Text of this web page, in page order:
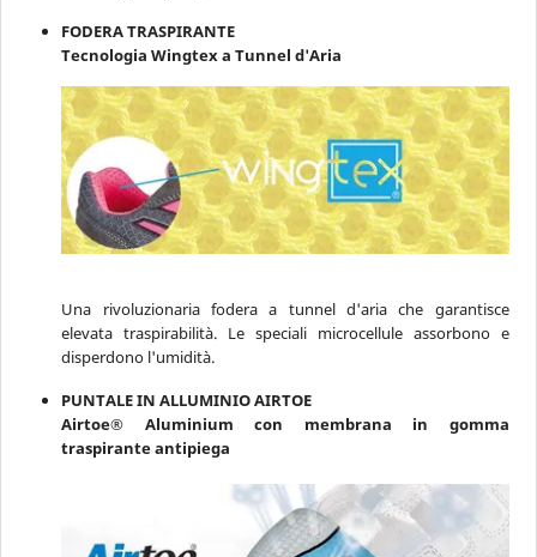
FODERA TRASPIRANTE
Tecnologia Wingtex a Tunnel d'Aria
Una rivoluzionaria fodera a tunnel d'aria che garantisce
elevata traspirabilità. Le speciali microcellule assorbono e
disperdono l'umidità.
PUNTALE IN ALLUMINIO AIRTOE
Airtoe® Aluminium con membrana in gomma
traspirante antipiega